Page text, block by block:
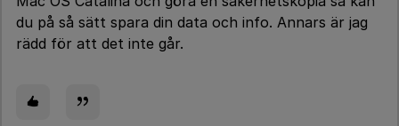
du på så sätt spara din data och info. Annars är jag
rädd för att det inte går.